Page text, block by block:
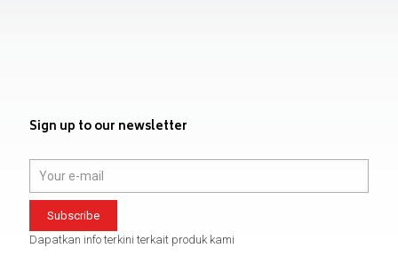
Sign up to our newsletter
Dapatkan info terkini terkait produk kami